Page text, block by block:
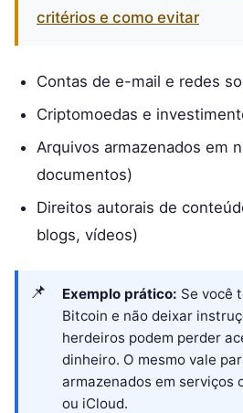
critérios e como evitar
Contas de e-mail e redes
Criptomoedas e
Arquivos armazenados em
documentos)
Direitos autorais de
blogs, vídeos)
Exemplo prático: Se você
Bitcoin e não deixar
herdeiros podem perder
dinheiro. O mesmo vale
armazenados em serviços
ou iCloud.